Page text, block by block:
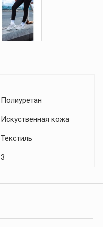
Полиуретан
Искуственная кожа
Текстиль
3